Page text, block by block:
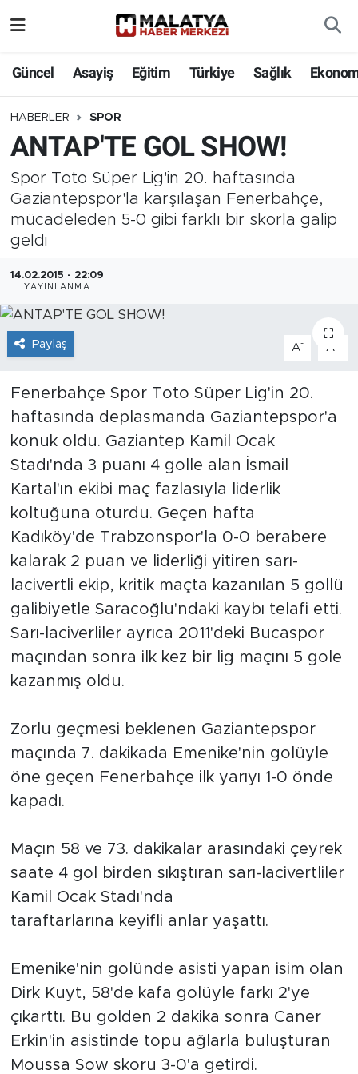
Güncel Asayiş Eğitim Türkiye Sağlık
HABERLER SPOR
ANTAP'TE GOL SHOW!
Spor Toto Süper Lig'in 20. haftasında
Gaziantepspor'la karşılaşan Fenerbahçe,
mücadeleden 5-0 gibi farklı bir skorla galip
geldi
14.02.2015 - 22:09
YAYINLANMA
Paylaş A- A
Fenerbahçe SporToto Süper Lig'in 20.
haftasında deplasmanda Gaziantepspor'a
konuk oldu. Gaziantep Kamil Ocak
Stadı'nda 3 puanı 4 golle alan İsmail
Kartal'ın ekibi maç fazlasıyla liderlik
koltuğuna oturdu. Geçen hafta
Kadıköy'de Trabzonspor'la 0-0 berabere
kalarak 2 puan ve liderliği yitiren sarı-
lacivertli ekip, kritik maçta kazanılan 5 gollü
galibiyetle Saracoğlu'ndaki kaybı telafi etti.
Sarı-laciverliler ayrıca 2011'deki Bucaspor
maçından sonra ilk kez bir lig maçını 5 gole
kazanmış oldu.
Zorlu geçmesi beklenen Gaziantepspor
maçında 7. dakikada Emenike'nin golüyle
öne geçen Fenerbahçe ilk yarıyı 1-0 önde
kapadı.
Maçın 58 ve 73. dakikalar arasındaki çeyrek
saate 4 gol birden sıkıştıran sarı-lacivertliler
Kamil Ocak Stadı'nda
taraftarlarına keyifli anlar yaşattı.
Emenike'nin golünde asisti yapan isim olan
Dirk Kuyt, 58'de kafa golüyle farkı 2'ye
çıkarttı. Bu golden 2 dakika sonra Caner
Erkin'in asistinde topu ağlarla buluşturan
Moussa Sow skoru 3-0'a getirdi.
Eğitim
Türkiye
Sağlık
Ekonomi
Teknoloji
İş İlanları
Spor
Yazıhan
Kuluncak
Yeşilyurt
Akçadağ
Doğanyol
Arguvan
Battalgazi
Doğanşehir
Hekimhan
Pütürge
Magazin